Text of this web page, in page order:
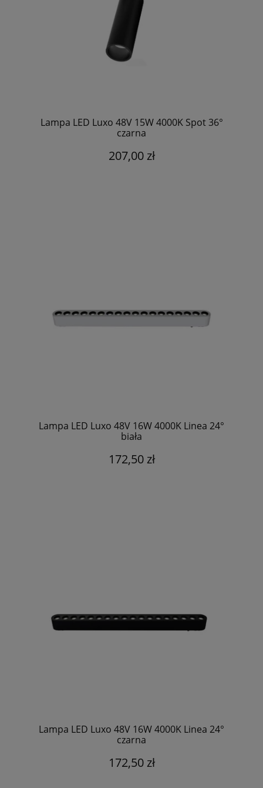
Lampa LED Luxo 48V 15W 4000K Spot 36°
czarna
207,00 zł
Lampa LED Luxo 48V 16W 4000K Linea 24°
biała
172,50 zł
Lampa LED Luxo 48V 16W 4000K Linea 24°
czarna
172,50 zł